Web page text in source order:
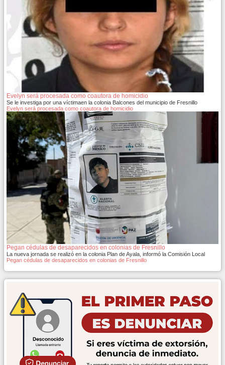
Evelyn será procesada como coautora de homicidio
Se le investiga por una víctimaen la colonia Balcones del municipio de Fresnillo
Evelyn será procesada como coautora de homicidio
Pegan cédulas de desaparecidos en colonias de Fresnillo
La nueva jornada se realizó en la colonia Plan de Ayala, informó la Comisión Local
Pegan cédulas de desaparecidos en colonias de Fresnillo